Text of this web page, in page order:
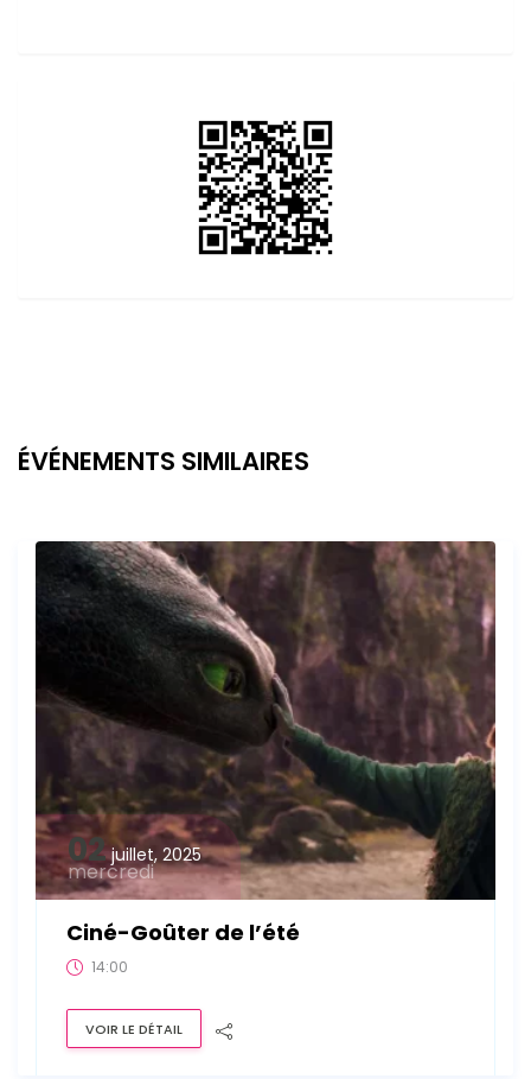
ÉVÉNEMENTS SIMILAIRES
02 juillet, 2025
mercredi
Ciné-Goûter de l’été
14:00
VOIR LE DÉTAIL